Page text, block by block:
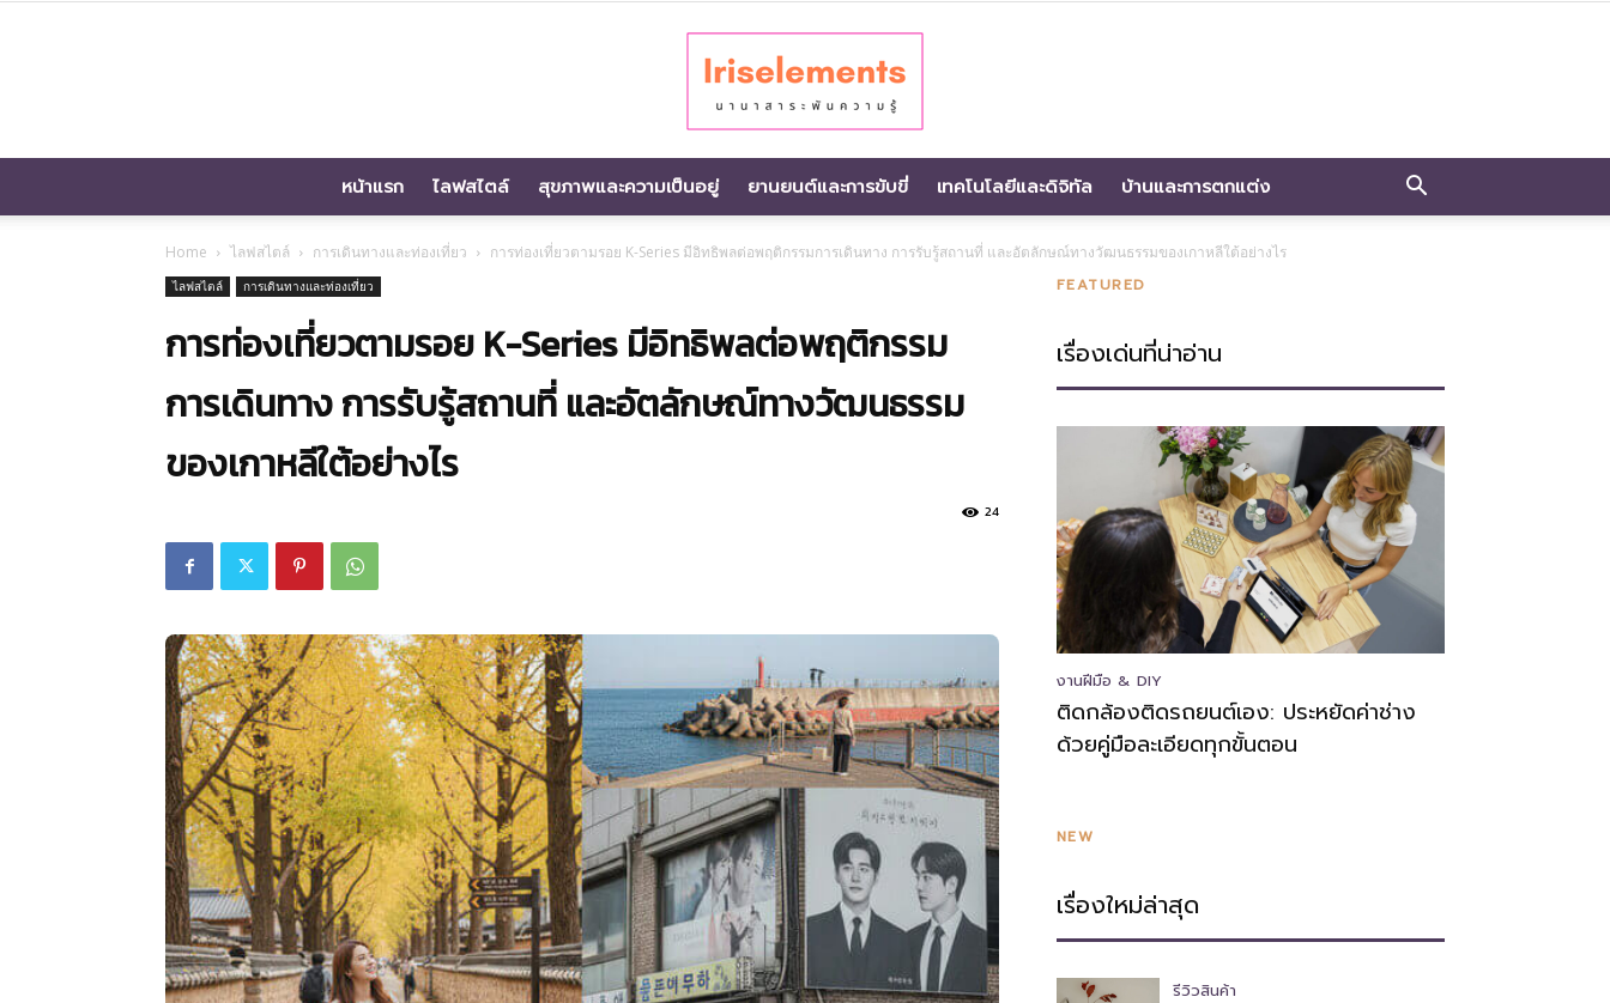
นานา
สาระ
ความ
แหล่ง
หน้าแรก ไลฟสไตล์ สุขภาพและความเป็นอยู่ ยานยนต์และการขับขี่ เทคโนโลยีและดิจิทัล บ้านและการตกแต่ง
Home ไลฟสไตล์ การเดินทางและท่องเที่ยว การท่องเที่ยวตามรอย K-Series มีอิทธิพลต่อพฤติกรรมการเดินทาง การรับรู้สถานที่ และอัตลักษณ์ทางวัฒนธรรมของเกาหลีใต้อย่างไร
ไลฟสไตล์ การเดินทางและท่องเที่ยว
การท่องเที่ยวตามรอย K-Series มีอิทธิพลต่อพฤติกรรม
การเดินทาง การรับรู้สถานที่ และอัตลักษณ์ทางวัฒนธรรม
ของเกาหลีใต้อย่างไร
24
FEATURED
เรื่องเด่นที่น่าอ่าน
งานฝีมือ & DIY
ติดกล้องติดรถยนต์เอง: ประหยัดค่าช่าง
ด้วยคู่มือละเอียดทุกขั้นตอน
NEW
เรื่องใหม่ล่าสุด
รีวิวสินค้า